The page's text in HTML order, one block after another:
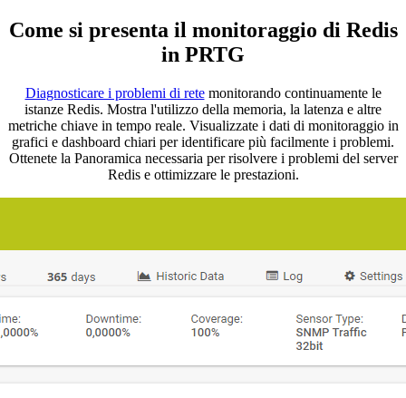
Come si presenta il monitoraggio di Redis
in PRTG
Diagnosticare i problemi di retemonitorando continuamente le
istanze Redis. Mostra l'utilizzo della memoria, la latenza e altre
metriche chiave in tempo reale. Visualizzate i dati di monitoraggio in
grafici e dashboard chiari per identificare più facilmente i problemi.
Ottenete la Panoramica necessaria per risolvere i problemi del server
Redis e ottimizzare le prestazioni.